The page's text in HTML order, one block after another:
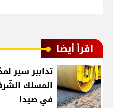
اقرأ أيضا
تدابير سير
المسلك
في صيدا